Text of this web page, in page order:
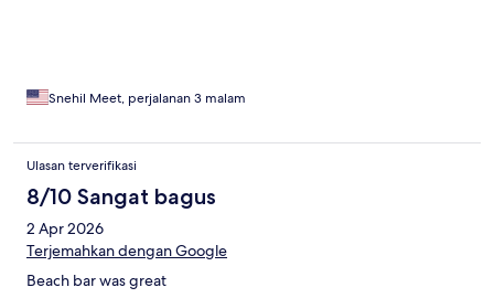
Snehil Meet, perjalanan 3 malam
Ulasan terverifikasi
8/10 Sangat bagus
2 Apr 2026
Terjemahkan dengan Google
Beach bar was great